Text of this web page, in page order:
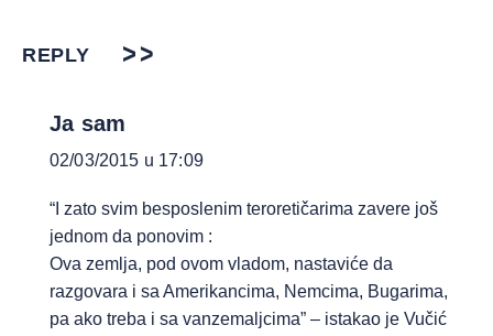
REPLY
Ja sam
02/03/2015 u 17:09
“I zato svim besposlenim teroretičarima zavere još
jednom da ponovim :
Ova zemlja, pod ovom vladom, nastaviće da
razgovara i sa Amerikancima, Nemcima, Bugarima,
pa ako treba i sa vanzemaljcima” – istakao je Vučić